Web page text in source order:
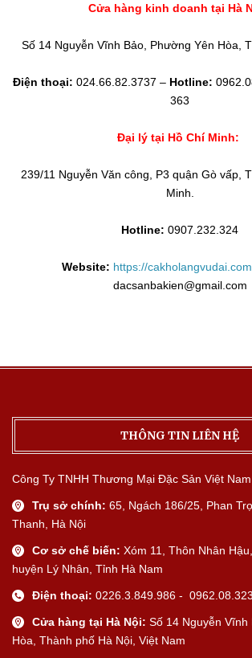
Cửa hàng kinh doanh tại Hà
Số 14 Nguyễn Vĩnh Bảo, Phường Yên Hòa,
Điện thoại: 024.66.82.3737 – Hotline:
363
Đại lý tại Hồ Chí Minh:
239/11 Nguyễn Văn công, P3 quận Gò vấp,
Minh.
Hotline: 0907.232.324
Website: https://cakholangvudai.com
dacsanbakien@gmail.com
THÔNG TIN LIÊN HỆ
Công Ty TNHH Thương Mại Đặc Sản Việt Nam
Trụ sở chính: 65, Ngách 186/25, Phan
Thanh, Hà Nội
Cơ sở chế biến: Xóm 11, Thôn Nhân
huyện Lý Nhân, Tỉnh Hà Nam
Điện thoại: 0226.3.849.986 -
Cửa hàng tại Hà Nội: Số 14 Nguyễn
Hòa, Thành phố Hà Nội, Việt Nam